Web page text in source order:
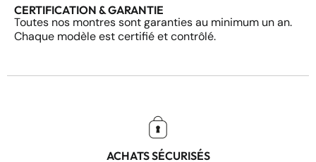
CERTIFICATION & GARANTIE
Toutes nos montres sont garanties au minimum un an.
Chaque modèle est certifié et contrôlé.
ACHATS SÉCURISÉS